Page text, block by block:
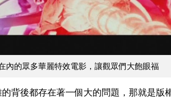
內的眾多華麗特效電影，讓觀眾們大飽眼福
背後都存在著一個大的問題，那就是版